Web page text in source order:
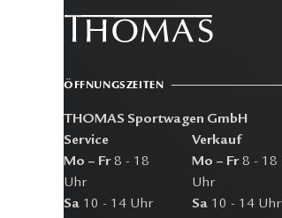
ÖFFNUNGSZEITEN
THOMAS Sportwagen GmbH
Service
Mo – Fr8 - 18
Uhr
Sa 10 - 14 Uhr
Verkauf
Mo – Fr8 - 18
Uhr
Sa 10 - 14 Uhr